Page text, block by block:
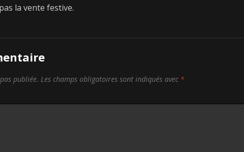
la vente festive.
publiée. Les champs obligatoires sont indiqués avec *